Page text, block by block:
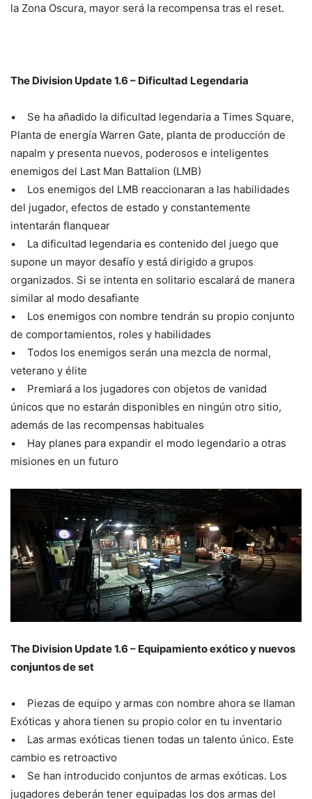
la Zona Oscura, mayor será la recompensa tras el reset.
The Division Update 1.6 – Dificultad Legendaria
• Se ha añadido la dificultad legendaria a Times Square,
Planta de energía Warren Gate, planta de producción de
napalm y presenta nuevos, poderosos e inteligentes
enemigos del Last Man Battalion (LMB)
• Los enemigos del LMB reaccionaran a las habilidades
del jugador, efectos de estado y constantemente
intentarán flanquear
• La dificultad legendaria es contenido del juego que
supone un mayor desafío y está dirigido a grupos
organizados. Si se intenta en solitario escalará de manera
similar al modo desafiante
• Los enemigos con nombre tendrán su propio conjunto
de comportamientos, roles y habilidades
• Todos los enemigos serán una mezcla de normal,
veterano y élite
• Premiará a los jugadores con objetos de vanidad
únicos que no estarán disponibles en ningún otro sitio,
además de las recompensas habituales
• Hay planes para expandir el modo legendario a otras
misiones en un futuro
The Division Update 1.6 – Equipamiento exótico y nuevos
conjuntos de set
• Piezas de equipo y armas con nombre ahora se llaman
Exóticas y ahora tienen su propio color en tu inventario
• Las armas exóticas tienen todas un talento único. Este
cambio es retroactivo
• Se han introducido conjuntos de armas exóticas. Los
jugadores deberán tener equipadas los dos armas del